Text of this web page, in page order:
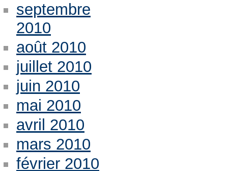
septembre
2010
août 2010
juillet 2010
juin 2010
mai 2010
avril 2010
mars 2010
février 2010